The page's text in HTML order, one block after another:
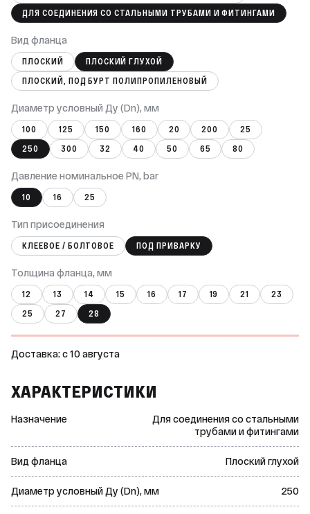
ДЛЯ СОЕДИНЕНИЯ СО СТАЛЬНЫМИ ТРУБАМИ И ФИТИНГАМИ
Вид фланца
ПЛОСКИЙ
ПЛОСКИЙ ГЛУХОЙ
ПЛОСКИЙ, ПОД БУРТ ПОЛИПРОПИЛЕНОВЫЙ
Диаметр условный Ду (Dn), мм
100 125 150 160 20 200
25
250
300 32 40 50 65 80
Давление номинальное PN, bar
10 16 25
Тип присоединения
КЛЕЕВОЕ / БОЛТОВОЕ ПОД ПРИВАРКУ
Толщина фланца, мм
12 13 14 15 16 17 19 21
23
25
27 28
Доставка: c 10 августа
ХАРАКТЕРИСТИКИ
Назначение
Для соединения со стальными
трубами и фитингами
Вид фланца Плоский глухой
Диаметр условный Ду (Dn), мм 250